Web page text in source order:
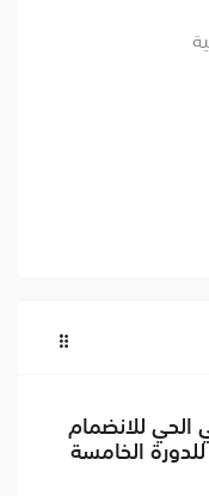
الحي للانضمام
الخامسة